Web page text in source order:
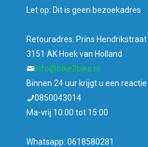
Let op: Dit is geen bezoekadres
Retouradres: Prins Hendrikstraat
3151 AK Hoek van Holland
info@bike2bike.nl
Binnen 24 uur krijgt u een reactie
0850043014
Ma-vrij 10:00 tot 15:00
Whatsapp: 0618580281